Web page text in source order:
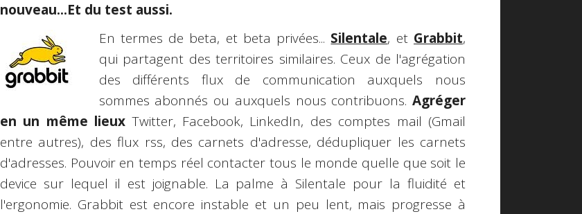
nouveau...Et du test aussi.
En termes de beta, et beta privées... Silentale, et Grabbit,
qui partagent des territoires similaires. Ceux de l'agrégation
des différents flux de communication auxquels nous
sommes abonnés ou auxquels nous contribuons. Agréger
en un même lieux Twitter, Facebook, LinkedIn, des comptes mail (Gmail
entre autres), des flux rss, des carnets d'adresse, dédupliquer les carnets
d'adresses. Pouvoir en temps réel contacter tous le monde quelle que soit le
device sur lequel il est joignable. La palme à Silentale pour la fluidité et
l'ergonomie. Grabbit est encore instable et un peu lent, mais progresse à